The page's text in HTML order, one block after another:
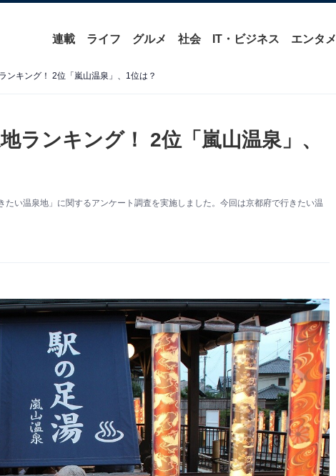
連載 ライフ グルメ 社会 IT・ビジネス エンタメ
ンキング！ 2位「嵐山温泉」、1位は？
ランキング！ 2位「嵐山温泉」、
い温泉地」に関するアンケート調査を実施しました。今回は京都府で行きたい温